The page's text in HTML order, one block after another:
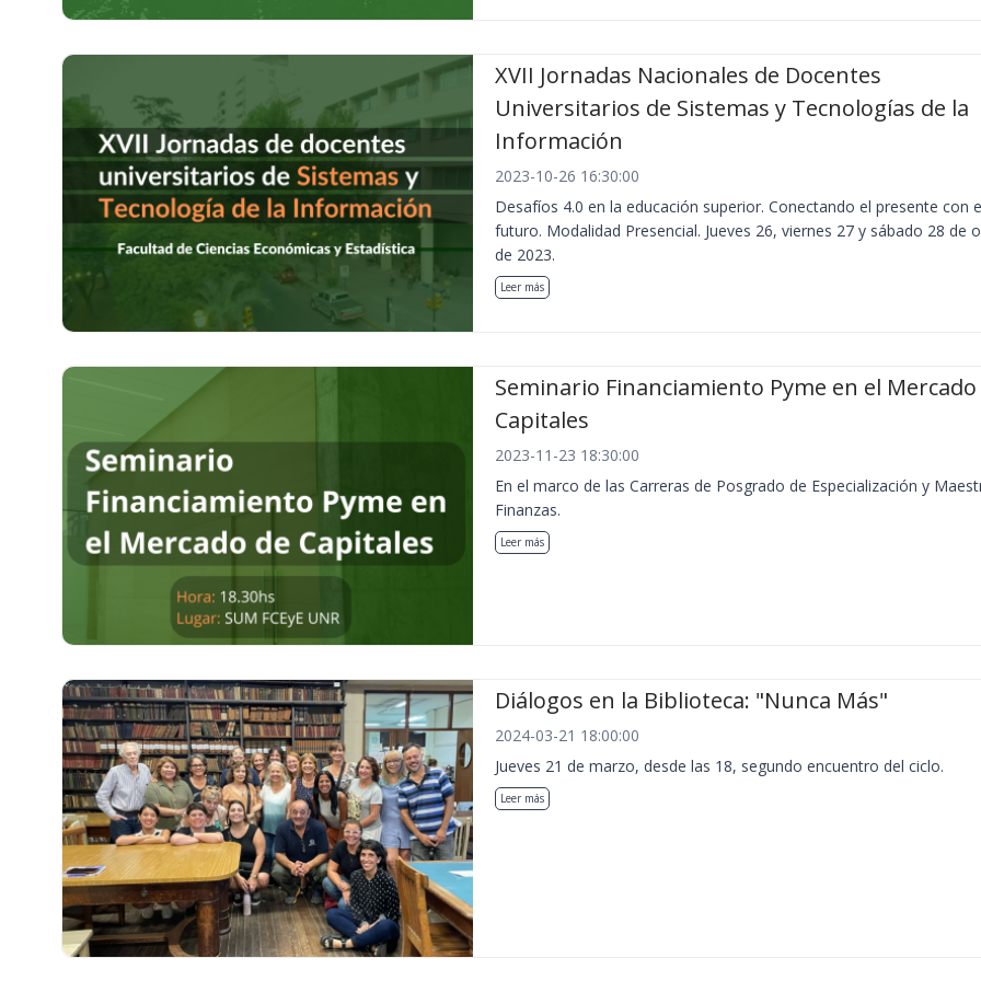
XVII Jornadas Nacionales de Docentes
Universitarios de Sistemas y Tecnologías de la
Información
2023-10-26 16:30:00
Desafíos 4.0 en la educación superior. Conectando el presente con
futuro. Modalidad Presencial. Jueves 26, viernes 27 y sábado 28 de
de 2023.
Leer más
Seminario Financiamiento Pyme en el Mercado
Capitales
2023-11-23 18:30:00
En el marco de las Carreras de Posgrado de Especialización y
Finanzas.
Leer más
Diálogos en la Biblioteca: "Nunca Más"
2024-03-21 18:00:00
Jueves 21 de marzo, desde las 18, segundo encuentro del ciclo.
Leer más